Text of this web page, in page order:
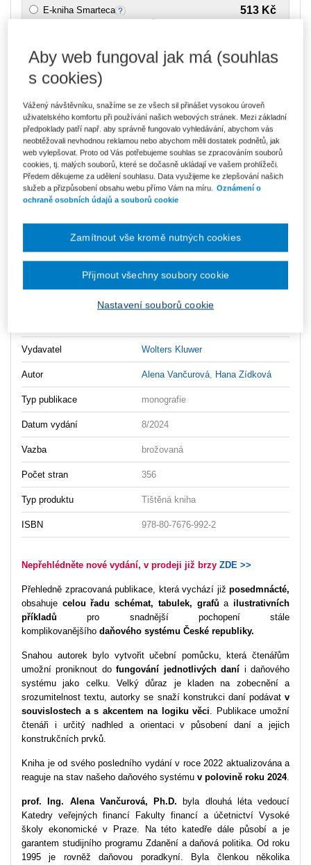
513 Kč
E-kniha Smarteca
860 Kč
Balíček - Tištěná kniha + E-kniha
Smarteca
- expedice do 2 pracovních dnů
Co je Smarteca?
Upozorňujeme, že v období od 1.8. do 21.8. z technických
důvodů nemůžeme vystavovat daňové doklady. Budou vám
zaslány dodatečně e-mailem.
ks Vložit do košíku
Danovy_system_CR_2024_UVOD
Danovy_system_CR_2024_UKAZKA
Danovy_system_CR_2024_UKAZKA2
Vydavatel Wolters Kluwer
Autor Alena Vančurová Hana Zídková
Typ publikace monografie
Datum vydání 8/2024
Vazba brožovaná
Počet stran 356
Typ produktu Tištěná kniha
ISBN 978-80-7676-992-2
Nepřehlédněte nové vydání, v prodeji již brzy ZDE >>
Přehledně zpracovaná publikace, která vychází již posedmnácté,
obsahuje celou řadu schémat, tabulek, grafůa ilustrativních
příkladů pro snadnější pochopení stále
komplikovanějšího daňového systému České republiky.
Snahou autorek bylo vytvořit učební pomůcku, která čtenářům
umožní proniknout dofungování jednotlivých daní i daňového
systému jako celku. Velký důraz je kladen na zobecnění a
srozumitelnost textu, autorky se snaží konstrukci daní podávat v
souvislostech a s akcentem na logiku věci . Publikace umožní
čtenáři i určitý nadhled a orientaci v působení daní a jejich
konstrukčních prvků.
Kniha je od svého posledního vydání v roce 2022 aktualizována a
reaguje na stav našeho daňového systému v polovině roku 2024.
prof. Ing. Alena Vančurová, Ph.D.byla dlouhá léta vedoucí
Katedry veřejných financí Fakulty financí a účetnictví Vysoké
školy ekonomické v Praze. Na této katedře dále působí a je
garantem studijního programu Zdanění a daňová politika. Od roku
1995 je rovněž daňovou poradkyní. Byla členkou několika
Aby web fungoval jak má (souhlas
s cookies)
Vážený návštěvníku, snažíme se ze všech sil přinášet vysokou úroveň
uživatelského komfortu při používání našich webových stránek. Mezi základní
předpoklady patří např. aby správně fungovalo vyhledávání, abychom vás
neobtěžovali nevhodnou reklamou nebo abychom měli dostatek podnětů, jak
web vylepšovat. Proto od Vás potřebujeme souhlas se zpracováním souborů
cookies, tj. malých souborů, které se dočasně ukládají ve vašem prohlížeči.
Předem děkujeme za udělení souhlasu. Data využijeme ke zlepšování našich
služeb a přizpůsobení obsahu webu přímo Vám na míru.
Oznámení o
ochraně osobních údajů a souborů cookie
Nastavení souborů cookie
Zamítnout vše kromě nutných cookies
Přijmout všechny soubory cookie